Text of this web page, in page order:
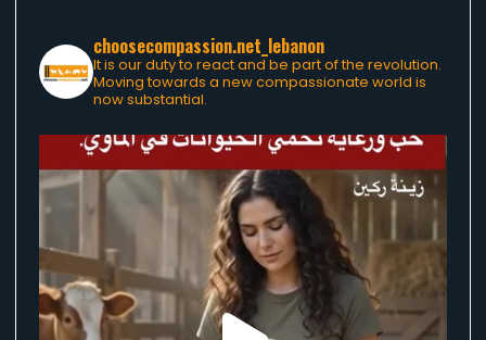
choosecompassion.net_lebanon
It is our duty to react and be part of the revolution.
Moving towards a new compassionate world is
now substantial.